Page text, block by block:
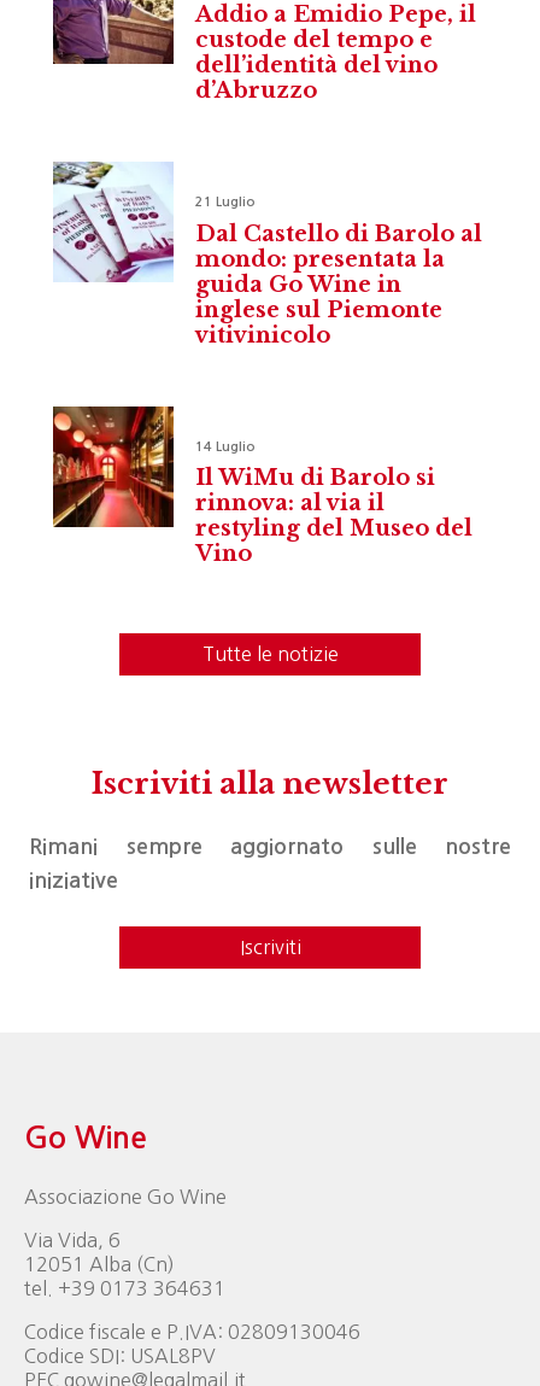
Addio a Emidio Pepe, il
custode del tempo e
dell’identità del vino
d’Abruzzo
21 Luglio
Dal Castello di Barolo al
mondo: presentata la
guida Go Wine in
inglese sul Piemonte
vitivinicolo
14 Luglio
Il WiMu di Barolo si
rinnova: al via il
restyling del Museo del
Vino
Tutte le notizie
Iscriviti alla newsletter
Rimani sempre aggiornato sulle nostre
iniziative
Iscriviti
Go Wine
Associazione Go Wine
Via Vida, 6
12051 Alba (Cn)
tel. +39 0173 364631
Codice fiscale e P.IVA: 02809130046
Codice SDI: USAL8PV
PEC gowine@legalmail.it